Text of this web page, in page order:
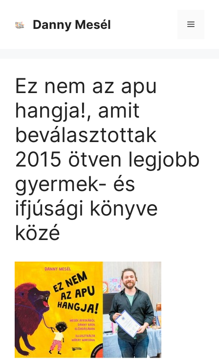
Danny Mesél
Ez nem az apu
hangja!, amit
beválasztottak
2015 ötven legjobb
gyermek- és
ifjúsági könyve
közé